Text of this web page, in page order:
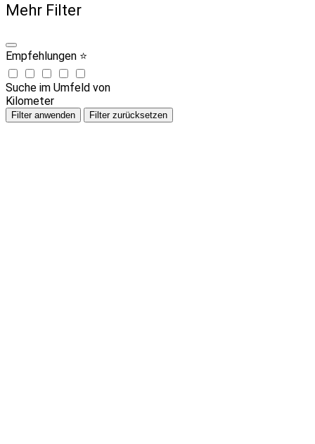
Mehr Filter
Empfehlungen ⭐
Suche im Umfeld von
Kilometer
Filter anwenden Filter zurücksetzen